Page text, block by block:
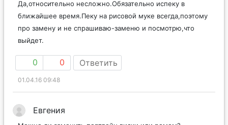
Да,относительно несложно.Обязательно испеку в
ближайшее время.Пеку на рисовой муке всегда,поэтому
про замену и не спрашиваю-заменю и посмотрю,что
выйдет.
0 0 Ответить
01.04.16 09:48
Евгения